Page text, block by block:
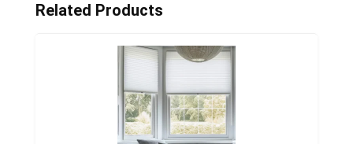
Related Products